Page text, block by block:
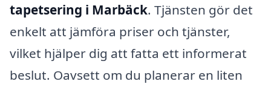
tapetsering i Marbäck. Tjänsten gör det
enkelt att jämföra priser och tjänster,
vilket hjälper dig att fatta ett informerat
beslut. Oavsett om du planerar en liten